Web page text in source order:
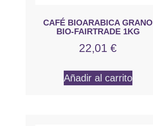
CAFÉ BIOARABICA GRANO
BIO-FAIRTRADE 1KG
22,01 €
Añadir al carrito